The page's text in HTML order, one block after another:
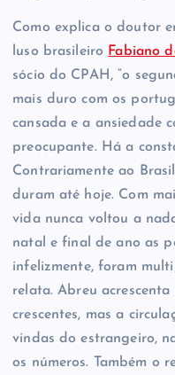
Como explica o doutor
luso brasileiro Fabiano
sócio do CPAH, “o
mais duro com os
cansada e a ansiedade
preocupante. Há a
Contrariamente ao
duram até hoje. Com
vida nunca voltou a
natal e final de ano as
infelizmente, foram
relata. Abreu acrescenta
crescentes, mas a
vindas do estrangeiro,
os números. Também o